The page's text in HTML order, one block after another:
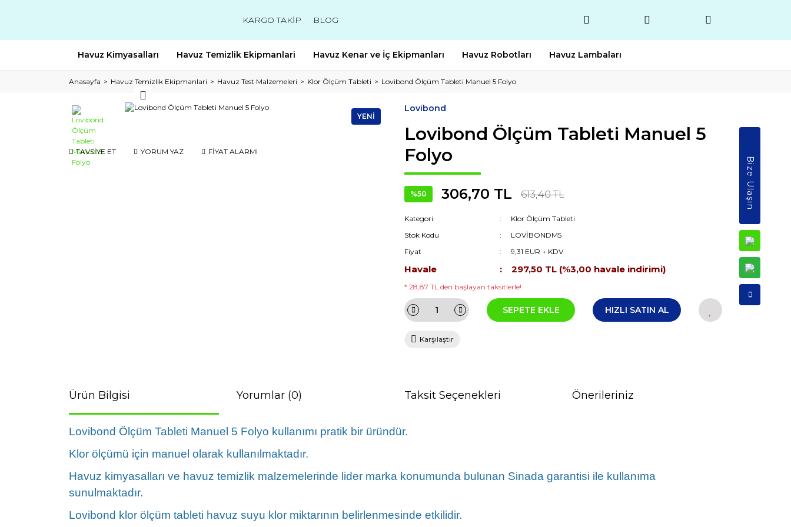
KARGO TAKİP BLOG
Havuz Kimyasalları Havuz Temizlik Ekipmanlari Havuz Kenar ve İç Ekipmanları Havuz Robotları Havuz Lambaları
Anasayfa Havuz Temizlik Ekipmanlari Havuz Test Malzemeleri Klor Ölçüm Tableti Lovibond Ölçüm Tableti Manuel 5 Folyo
YENİ
TAVSİYE ET YORUM YAZ FİYAT ALARMI
Lovibond
Lovibond Ölçüm Tableti Manuel 5
Folyo
%50 306,70 TL 613,40 TL
Kategori
Klor Ölçüm Tableti
Stok Kodu
LOVİBONDM5
Fiyat
9,31 EUR + KDV
Havale 297,50 TL (%3,00 havale indirimi)
* 28,87 TL den başlayan taksitlerle!
SEPETE EKLE HIZLI SATIN AL
Karşılaştır
Ürün Bilgisi Yorumlar (0) Taksit Seçenekleri Önerileriniz
Lovibond Ölçüm Tableti Manuel 5 Folyo kullanımı pratik bir üründür.
Klor ölçümü için manuel olarak kullanılmaktadır.
Havuz kimyasalları ve havuz temizlik malzemelerinde lider marka konumunda bulunan Sinada garantisi ile kullanıma
sunulmaktadır.
Lovibond klor ölçüm tableti havuz suyu klor miktarının belirlenmesinde etkilidir.
Bize Ulaşın